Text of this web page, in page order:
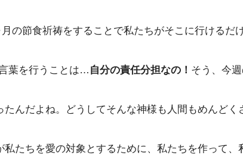
節食祈祷をすることで私たちがそこに行けるだ
葉を行うことは… 自分の責任分担なの！ そう、今
んだよね。どうしてそんな神様も人間もめんどく
たちを愛の対象とするために、私たちを作って、